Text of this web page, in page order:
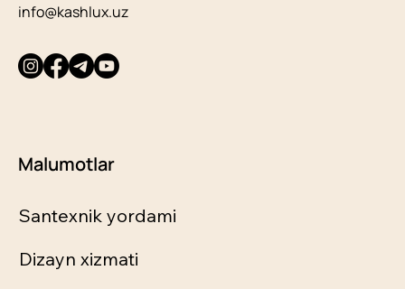
info@kashlux.uz
Malumotlar
Santexnik yordami
Dizayn xizmati